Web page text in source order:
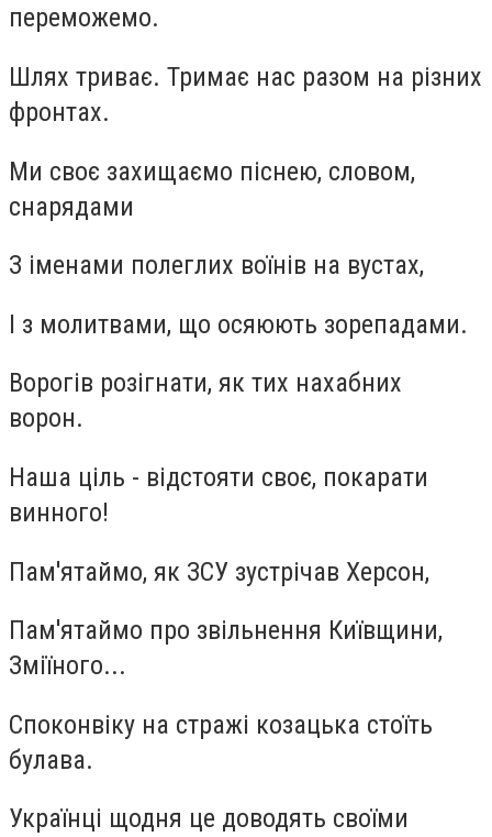
переможемо.
Шлях триває. Тримає нас разом на різних
фронтах.
Ми своє захищаємо піснею, словом,
снарядами
З іменами полеглих воїнів на вустах,
І з молитвами, що осяюють зорепадами.
Ворогів розігнати, як тих нахабних
ворон.
Наша ціль - відстояти своє, покарати
винного!
Пам'ятаймо, як ЗСУ зустрічав Херсон,
Пам'ятаймо про звільнення Київщини,
Зміїного...
Споконвіку на стражі козацька стоїть
булава.
Українці щодня це доводять своїми